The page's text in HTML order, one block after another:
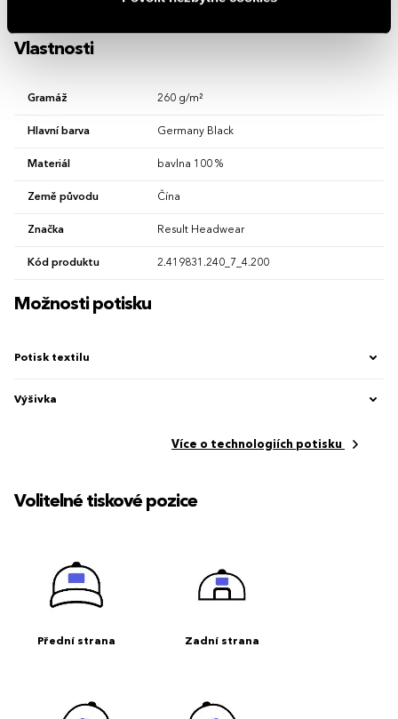
požadavků. Rádi vám doporučíme nejvhodnější technologii potisku s
Vlastnosti
Gramáž 260 g/m²
Hlavní barva Germany Black
Materiál bavlna 100 %
Země původu Čína
Značka Result Headwear
Kód produktu 2.419831.240_7_4.200
Možnosti potisku
Potisk textilu
Výšivka
Více o technologiích potisku
Volitelné tiskové pozice
Přední strana Zadní strana